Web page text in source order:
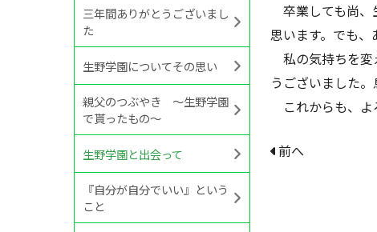
三年間ありがとうございまし
た
生野学園についてその思い
親父のつぶやき ～生野学園
で貰ったもの～
生野学園と出会って
『自分が自分でいい』という
こと
卒業しても尚、
思います。でも
私の気持ちを変
うございました
これからも、よ
前へ